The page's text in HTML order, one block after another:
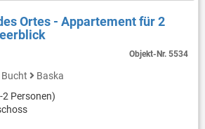
Ortes - Appartement für 2
Objekt-Nr.5534
Baska
Personen)